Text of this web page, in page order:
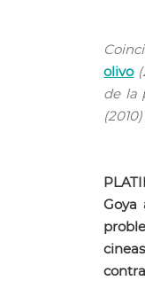
olivo
de la
Goya